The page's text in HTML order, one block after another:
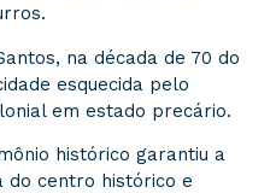
na década de 70 do
esquecida pelo
em estado precário.
histórico garantiu a
do centro histórico e